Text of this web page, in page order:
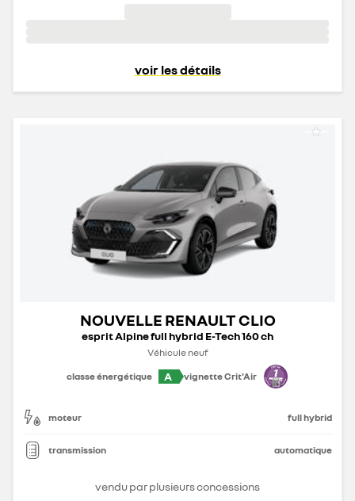
voir les détails
NOUVELLE RENAULT CLIO
esprit Alpine full hybrid E-Tech 160 ch
Véhicule neuf
classe énergétique
A vignette Crit'Air
moteur full hybrid
transmission automatique
vendu par plusieurs concessions